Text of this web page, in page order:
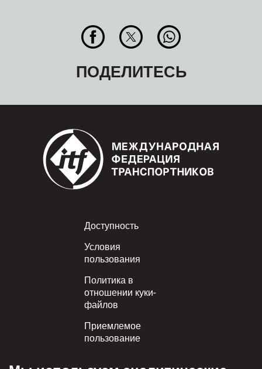
ПОДЕЛИТЕСЬ
Footer
Доступность
Условия
пользования
Политика в
отношении куки-
файлов
Приемлемое
пользование